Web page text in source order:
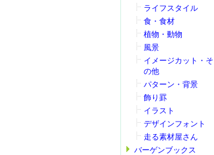
ライフスタイル
食・食材
植物・動物
風景
イメージカット・そ
の他
パターン・背景
飾り罫
イラスト
デザインフォント
走る素材屋さん
バーゲンブックス